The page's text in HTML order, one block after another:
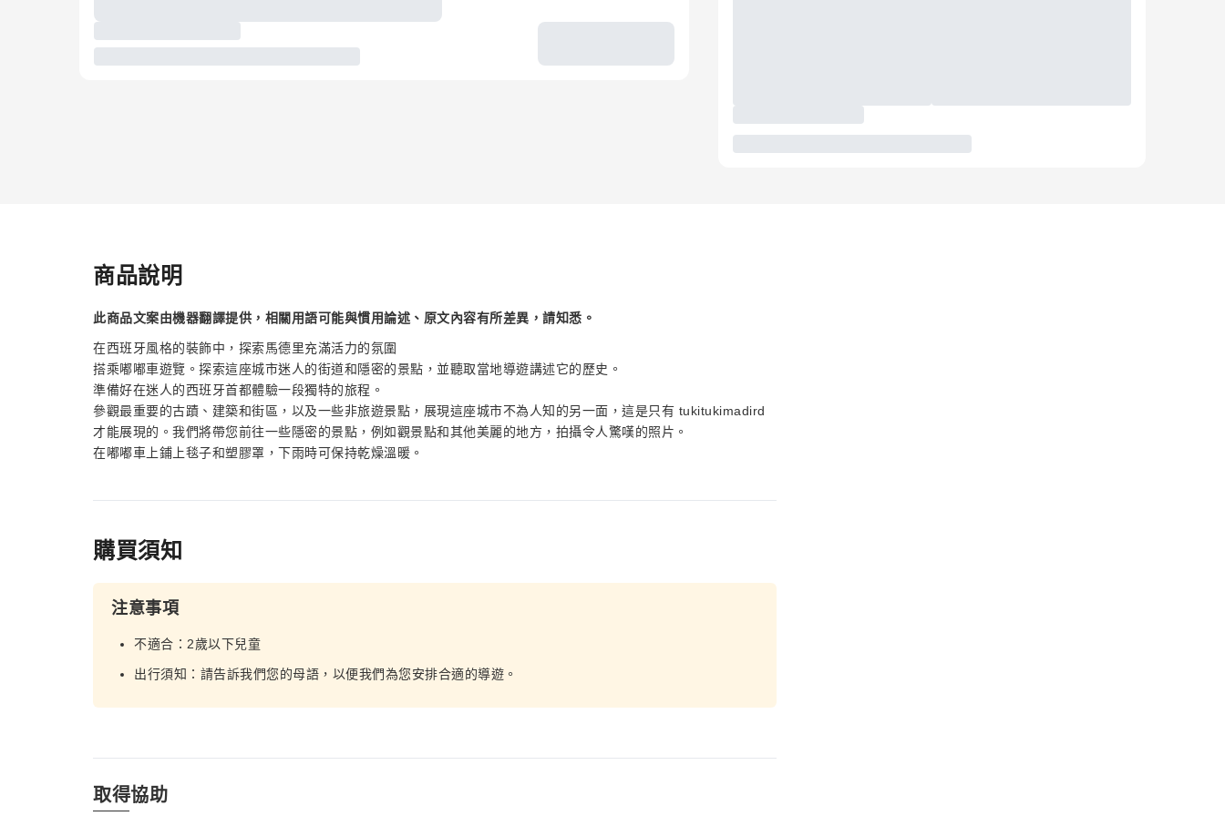
商品說明
此商品文案由機器翻譯提供，相關用語可能與慣用論述、原文內容有所差異，請知悉。
在西班牙風格的裝飾中，探索馬德里充滿活力的氛圍
搭乘嘟嘟車遊覽。探索這座城市迷人的街道和隱密的景點，並聽取當地導遊講述它的歷史。
準備好在迷人的西班牙首都體驗一段獨特的旅程。
參觀最重要的古蹟、建築和街區，以及一些非旅遊景點，展現這座城市不為人知的另一面，這是只有 tukitukimadird
才能展現的。我們將帶您前往一些隱密的景點，例如觀景點和其他美麗的地方，拍攝令人驚嘆的照片。
在嘟嘟車上鋪上毯子和塑膠罩，下雨時可保持乾燥溫暖。
購買須知
注意事項
不適合：2歲以下兒童
出行須知：請告訴我們您的母語，以便我們為您安排合適的導遊。
取得協助